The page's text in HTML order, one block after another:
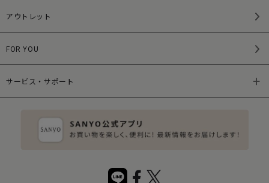
アウトレット
FOR YOU
サービス・サポート